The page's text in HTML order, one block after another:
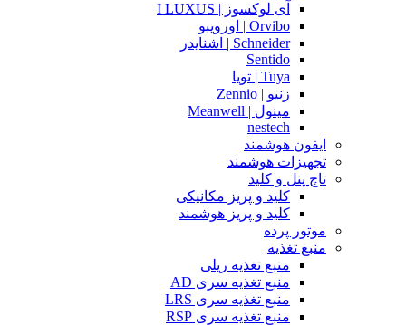
آی لوکسوز | I LUXUS
Orvibo | اورویبو
Schneider | اشنایدر
Sentido
Tuya | تویا
زنیو | Zennio
مینول | Meanwell
nestech
ایفون هوشمند
تجهیزات هوشمند
تاچ پنل و کلید
کلید و پریز مکانیکی
کلید و پریز هوشمند
موتور پرده
منبع تغذیه
منبع تغذیه ریلی
منبع تغذیه سری AD
منبع تغذیه سری LRS
منبع تغذیه سری RSP